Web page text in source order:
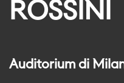
ROSSINI
Auditorium di